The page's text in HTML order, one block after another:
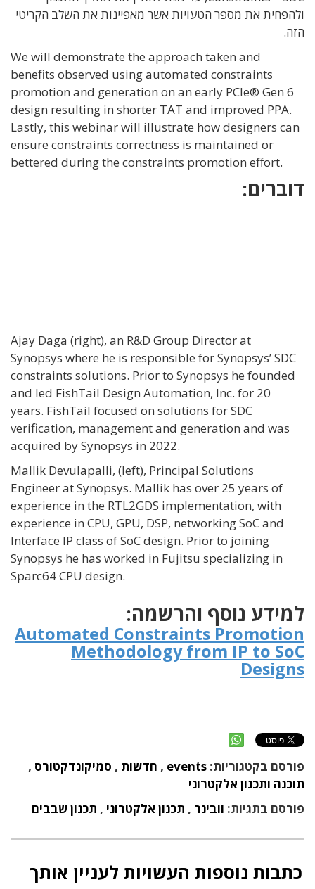
ולהפחית את מספר הטעויות אשר מאפיינות את השלב הקריטי
הזה.
We will demonstrate the approach taken and
benefits observed using automated constraints
promotion and generation on an early PCIe® Gen 6
design resulting in shorter TAT and improved PPA.
Lastly, this webinar will illustrate how designers can
ensure constraints correctness is maintained or
bettered during the constraints promotion effort.
דוברים:
Ajay Daga (right), an R&D Group Director at
Synopsys where he is responsible for Synopsys’ SDC
constraints solutions. Prior to Synopsys he founded
and led FishTail Design Automation, Inc. for 20
years. FishTail focused on solutions for SDC
verification, management and generation and was
acquired by Synopsys in 2022.
Mallik Devulapalli, (left), Principal Solutions
Engineer at Synopsys. Mallik has over 25 years of
experience in the RTL2GDS implementation, with
experience in CPU, GPU, DSP, networking SoC and
Interface IP class of SoC design. Prior to joining
Synopsys he has worked in Fujitsu specializing in
Sparc64 CPU design.
למידע נוסף והרשמה:
Automated Constraints Promotion
Methodology from IP to SoC
Designs
פורסם בקטגוריות: events
, חדשות , סמיקונדקטורס ,
תוכנה ותכנון אלקטרוני
פורסם בתגיות: וובינר , תכנון אלקטרוני , תכנון שבבים
כתבות נוספות העשויות לעניין אותך